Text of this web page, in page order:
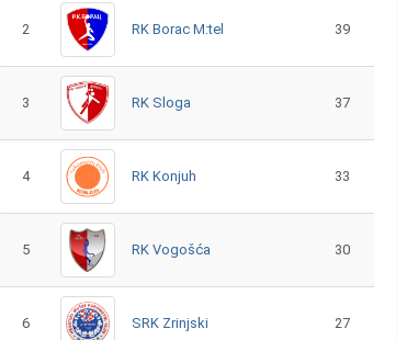
2 RK Borac M:tel 39
3 RK Sloga 37
4 RK Konjuh 33
5 RK Vogošća 30
6 SRK Zrinjski 27